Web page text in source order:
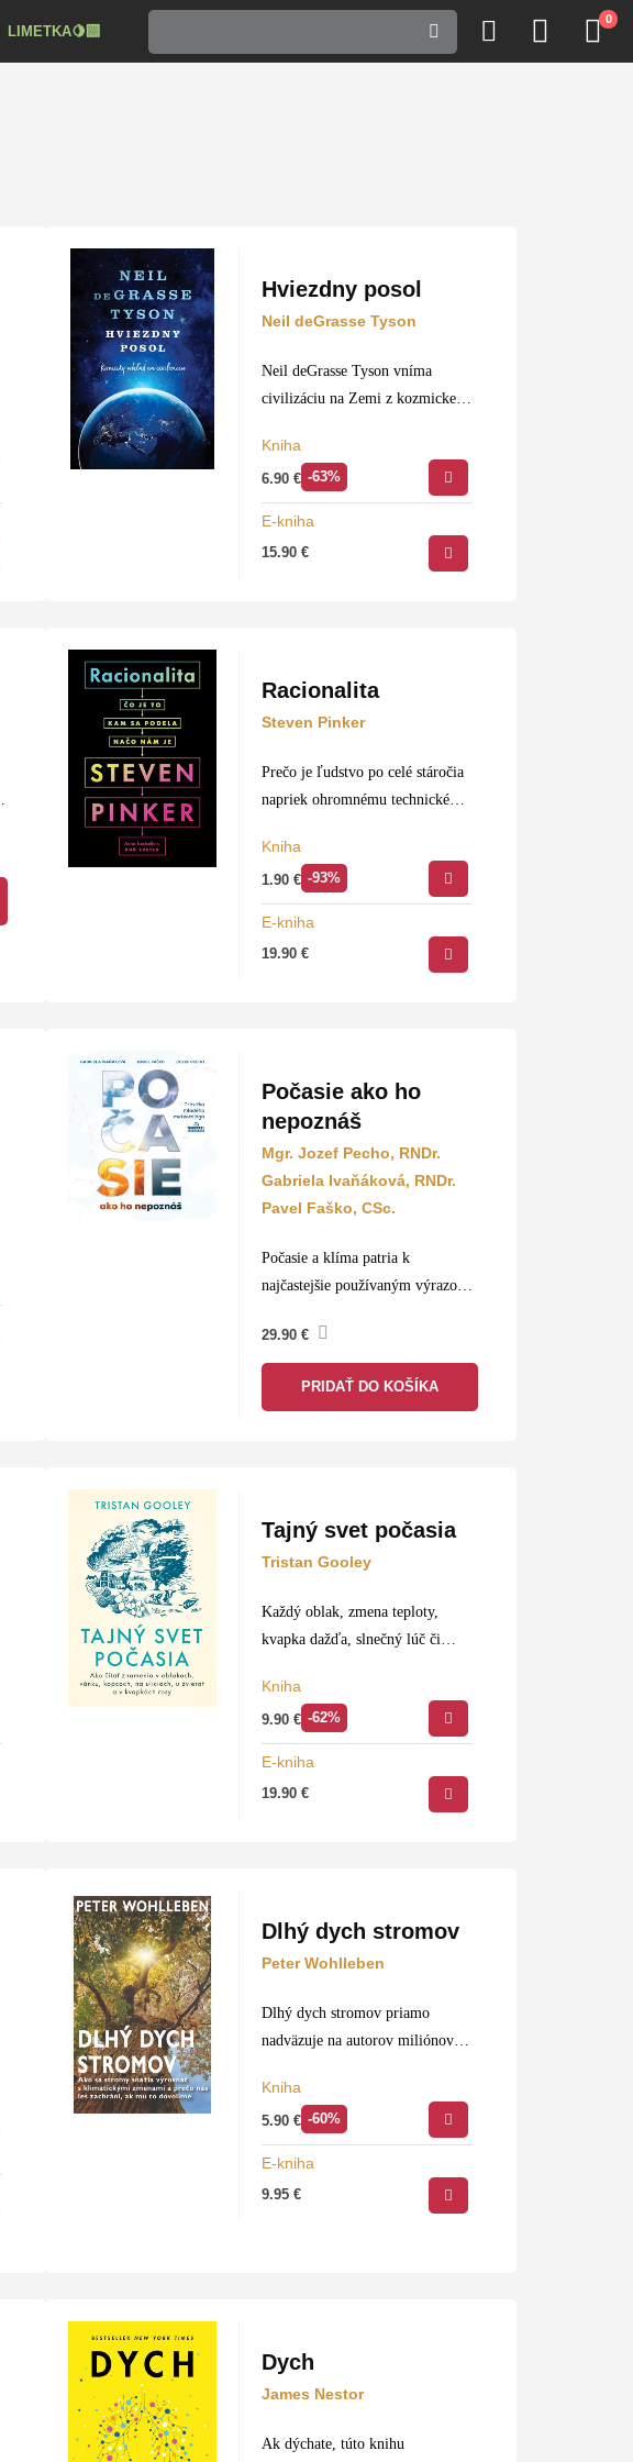
LIMETKA🍋‍🟩
0
Hviezdny posol
Neil deGrasse Tyson
Neil deGrasse Tyson vníma
civilizáciu na Zemi z kozmickej
zásadné nedostatky našej doby –
vojnu, politiku, náboženstvo,
pravdu, krásu, rod a rasu – tak,
Kniha
6.90€ -63%
E-kniha
15.90€
Racionalita
Steven Pinker
Prečo je ľudstvo po celé stáročia
napriek ohromnému technickému
náchylné veriť falošným
poplašným správam,
nezmyselným konšpiráciám a
Kniha
1.90€ -93%
E-kniha
19.90€
Počasie ako ho
nepoznáš
Mgr. Jozef Pecho, RNDr.
Gabriela Ivaňáková, RNDr.
Pavel Faško, CSc.
Počasie a klíma patria k
najčastejšie používaným výrazom
demonštrácií za záchranu Zeme sú
najmä mladí ľudia, ktorí sa budú
musieť vyrovnať so zmenou klímy.
29.90€
PRIDAŤ DO KOŠÍKA
Tajný svet počasia
Tristan Gooley
Každý oblak, zmena teploty,
kvapka dažďa, slnečný lúč či
počasí. Po prečítaní tejto knihy
budete schopní predpovedať
počasie aj bez použitia
smartfónu. Autorove rady však…
Kniha
9.90€ -62%
E-kniha
19.90€
Dlhý dych stromov
Peter Wohlleben
Dlhý dych stromov priamo
nadväzuje na autorov miliónový
rovnako úžasný, fascinujúci, no
zároveň kritický a ostrý. Na
jednej strane opisuje nové úžasné
Kniha
5.90€ -60%
E-kniha
9.95€
Dych
James Nestor
Ak dýchate, túto knihu